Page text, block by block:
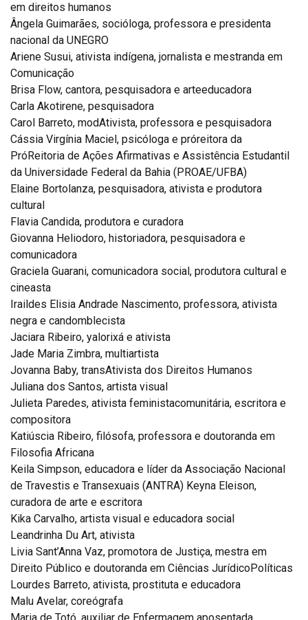
em direitos humanos
Ângela Guimarães, socióloga, professora e presidenta
nacional da UNEGRO
Ariene Susui, ativista indígena, jornalista e mestranda em
Comunicação
Brisa Flow, cantora, pesquisadora e arteeducadora
Carla Akotirene, pesquisadora
Carol Barreto, modAtivista, professora e pesquisadora
Cássia Virgínia Maciel, psicóloga e próreitora da
PróReitoria de Ações Afirmativas e Assistência Estudantil
da Universidade Federal da Bahia (PROAE/UFBA)
Elaine Bortolanza, pesquisadora, ativista e produtora
cultural
Flavia Candida, produtora e curadora
Giovanna Heliodoro, historiadora, pesquisadora e
comunicadora
Graciela Guarani, comunicadora social, produtora cultural e
cineasta
Iraildes Elisia Andrade Nascimento, professora, ativista
negra e candomblecista
Jaciara Ribeiro, yalorixá e ativista
Jade Maria Zimbra, multiartista
Jovanna Baby, transAtivista dos Direitos Humanos
Juliana dos Santos, artista visual
Julieta Paredes, ativista feministacomunitária, escritora e
compositora
Katiúscia Ribeiro, filósofa, professora e doutoranda em
Filosofia Africana
Keila Simpson, educadora e líder da Associação Nacional
de Travestis e Transexuais (ANTRA) Keyna Eleison,
curadora de arte e escritora
Kika Carvalho, artista visual e educadora social
Leandrinha Du Art, ativista
Livia Sant’Anna Vaz, promotora de Justiça, mestra em
Direito Público e doutoranda em Ciências JurídicoPolíticas
Lourdes Barreto, ativista, prostituta e educadora
Malu Avelar, coreógrafa